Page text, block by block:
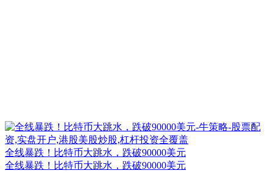
全线暴跌！比特币大跳水，跌破90000美元
全线暴跌！比特币大跳水，跌破90000美元